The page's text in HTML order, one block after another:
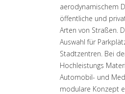
aerodynamischem
öffentliche und
Arten von Straßen.
Auswahl für
Stadtzentren. Bei
Hochleistungs
Automobil- und
modulare Konzept